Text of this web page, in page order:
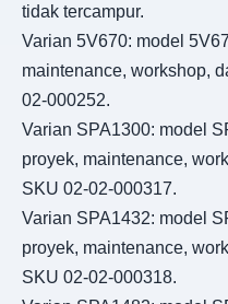
tidak tercampur.
Varian 5V670: model
maintenance, workshop,
02-000252.
Varian SPA1300: model
proyek, maintenance,
SKU 02-02-000317.
Varian SPA1432: model
proyek, maintenance,
SKU 02-02-000318.